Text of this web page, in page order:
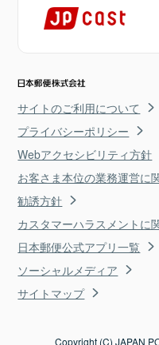
サイトのご利用について
プライバシーポリシー
Webアクセシビリティ方針
お客さま本位の業務運営に
勧誘方針
カスタマーハラスメントに
日本郵便公式アプリ一覧
ソーシャルメディア
サイトマップ
Copyright (C) JAPAN